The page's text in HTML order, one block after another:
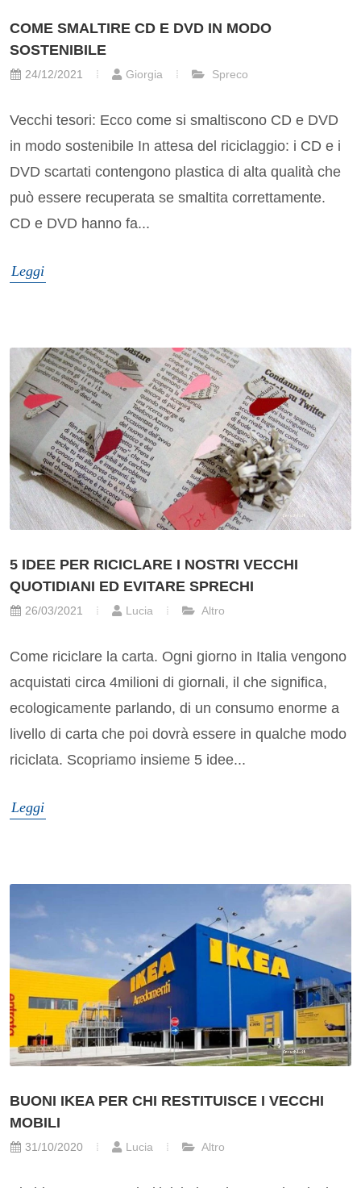
COME SMALTIRE CD E DVD IN MODO
SOSTENIBILE
24/12/2021 Giorgia Spreco
Vecchi tesori: Ecco come si smaltiscono CD e DVD
in modo sostenibile In attesa del riciclaggio: i CD e i
DVD scartati contengono plastica di alta qualità che
può essere recuperata se smaltita correttamente.
CD e DVD hanno fa...
Leggi
5 IDEE PER RICICLARE I NOSTRI VECCHI
QUOTIDIANI ED EVITARE SPRECHI
26/03/2021 Lucia Altro
Come riciclare la carta. Ogni giorno in Italia vengono
acquistati circa 4milioni di giornali, il che significa,
ecologicamente parlando, di un consumo enorme a
livello di carta che poi dovrà essere in qualche modo
riciclata. Scopriamo insieme 5 idee...
Leggi
BUONI IKEA PER CHI RESTITUISCE I VECCHI
MOBILI
31/10/2020 Lucia Altro